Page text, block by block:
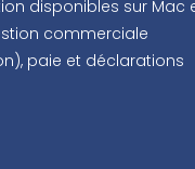
disponibles sur Mac
commerciale
paie et déclarations